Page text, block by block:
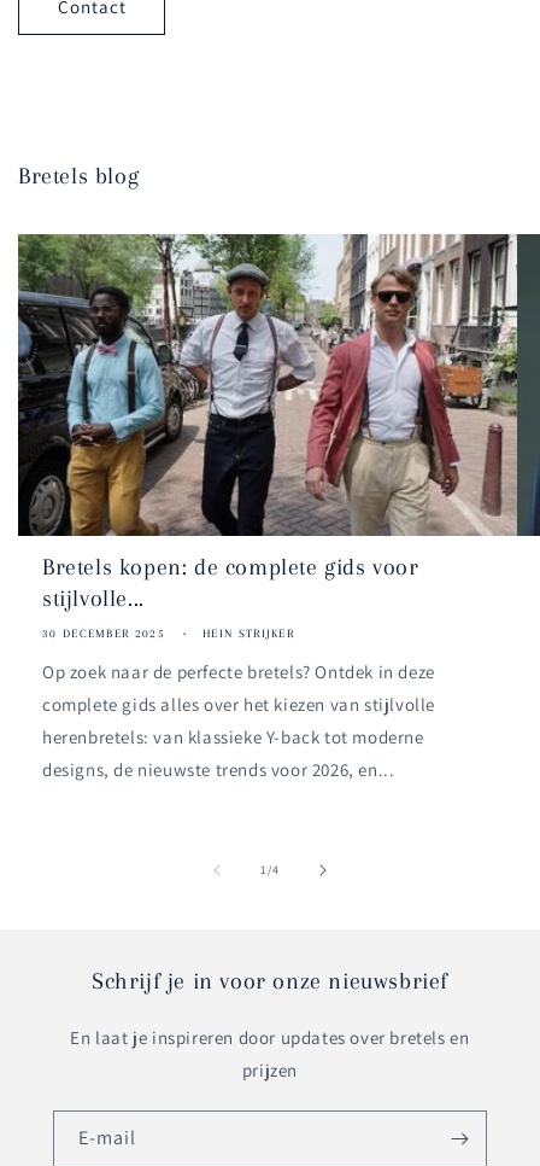
Contact
Bretels blog
Bretels kopen: de complete gids voor
stijlvolle...
30 DECEMBER 2025 HEIN STRIJKER
Op zoek naar de perfecte bretels? Ontdek in deze
complete gids alles over het kiezen van stijlvolle
herenbretels: van klassieke Y-back tot moderne
designs, de nieuwste trends voor 2026, en...
1/van
4
Schrijf je in voor onze nieuwsbrief
En laat je inspireren door updates over bretels en
prijzen
E‑mail